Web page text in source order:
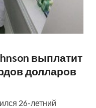
выплатит
долларов
26-летний